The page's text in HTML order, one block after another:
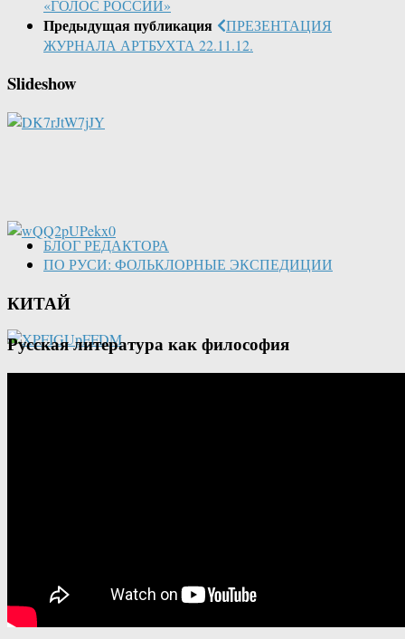
«ГОЛОС РОССИИ»
Предыдущая публикация
ПРЕЗЕНТАЦИЯ
ЖУРНАЛА АРТБУХТА 22.11.12.
Slideshow
БЛОГ РЕДАКТОРА
ПО РУСИ: ФОЛЬКЛОРНЫЕ ЭКСПЕДИЦИИ
КИТАЙ
Русская литература как философия